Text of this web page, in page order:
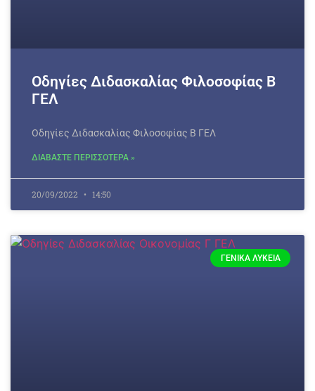
Οδηγίες Διδασκαλίας Φιλοσοφίας Β
ΓΕΛ
Οδηγίες Διδασκαλίας Φιλοσοφίας Β ΓΕΛ
ΔΙΑΒΑΣΤΕ ΠΕΡΙΣΣΟΤΕΡΑ »
20/09/2022 14:50
ΓΕΝΙΚΆ ΛΎΚΕΙΑ